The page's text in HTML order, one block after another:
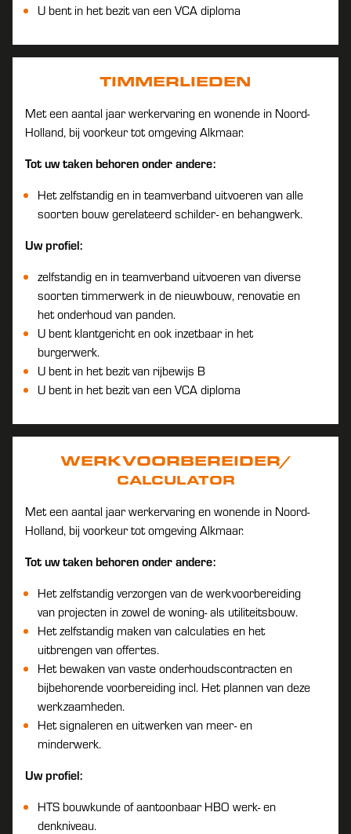
U bent in het bezit van een VCA diploma
TIMMERLIEDEN
Met een aantal jaar werkervaring en wonende in Noord-
Holland, bij voorkeur tot omgeving Alkmaar.
Tot uw taken behoren onder andere:
Het zelfstandig en in teamverband uitvoeren van alle
soorten bouw gerelateerd schilder- en behangwerk.
Uw profiel:
zelfstandig en in teamverband uitvoeren van diverse
soorten timmerwerk in de nieuwbouw, renovatie en
het onderhoud van panden.
U bent klantgericht en ook inzetbaar in het
burgerwerk.
U bent in het bezit van rijbewijs B
U bent in het bezit van een VCA diploma
WERKVOORBEREIDER/
CALCULATOR
Met een aantal jaar werkervaring en wonende in Noord-
Holland, bij voorkeur tot omgeving Alkmaar.
Tot uw taken behoren onder andere:
Het zelfstandig verzorgen van de werkvoorbereiding
van projecten in zowel de woning- als utiliteitsbouw.
Het zelfstandig maken van calculaties en het
uitbrengen van offertes.
Het bewaken van vaste onderhoudscontracten en
bijbehorende voorbereiding incl. Het plannen van deze
werkzaamheden.
Het signaleren en uitwerken van meer- en
minderwerk.
Uw profiel:
HTS bouwkunde of aantoonbaar HBO werk- en
denkniveau.